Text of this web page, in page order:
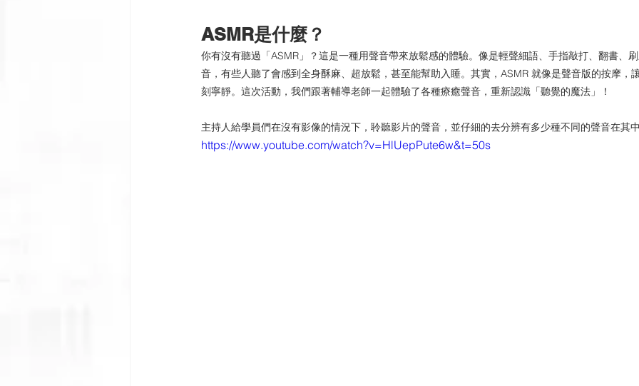
ASMR是什麼？
你有沒有聽過「ASMR」？這是一種用聲音帶來放鬆感的體驗。像是輕聲細語、手指敲打、翻書、
音，有些人聽了會感到全身酥麻、超放鬆，甚至能幫助入睡。其實，ASMR 就像是聲音版的按摩，
刻寧靜。這次活動，我們跟著輔導老師一起體驗了各種療癒聲音，重新認識「聽覺的魔法」！
主持人給學員們在沒有影像的情況下，聆聽影片的聲音，並仔細的去分辨有多少種不同的聲音在其
https://www.youtube.com/watch?v=HlUepPute6w&t=50s